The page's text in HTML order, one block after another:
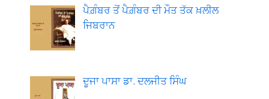
ਪੈਗ਼ੰਬਰ ਤੋਂ ਪੈਗ਼ੰਬਰ ਦੀ ਮੌਤ ਤੱਕ ਖ਼ਲੀਲ
ਜਿਬਰਾਨ
ਦੂਜਾ ਪਾਸਾ ਡਾ. ਦਲਜੀਤ ਸਿੰਘ